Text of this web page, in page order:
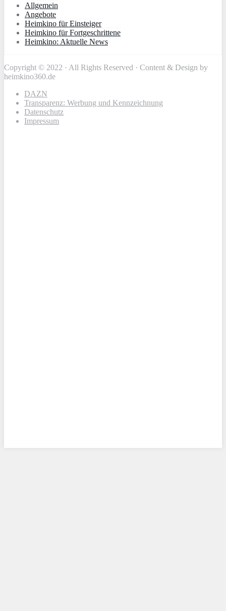
Allgemein
Angebote
Heimkino für Einsteiger
Heimkino für Fortgeschrittene
Heimkino: Aktuelle News
Copyright © 2022 · All Rights Reserved · Content & Design by
heimkino360.de
DAZN
Transparenz: Werbung und Kennzeichnung
Datenschutz
Impressum